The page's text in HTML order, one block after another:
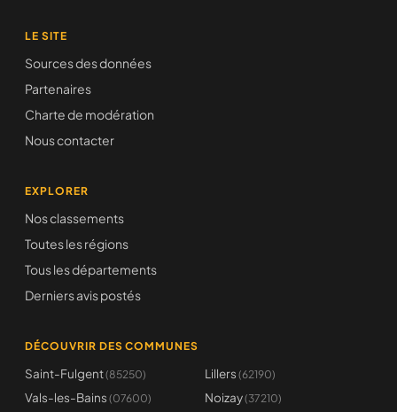
LE SITE
Sources des données
Partenaires
Charte de modération
Nous contacter
EXPLORER
Nos classements
Toutes les régions
Tous les départements
Derniers avis postés
DÉCOUVRIR DES COMMUNES
Saint-Fulgent(85250) Lillers (62190)
Vals-les-Bains (07600) Noizay(37210)